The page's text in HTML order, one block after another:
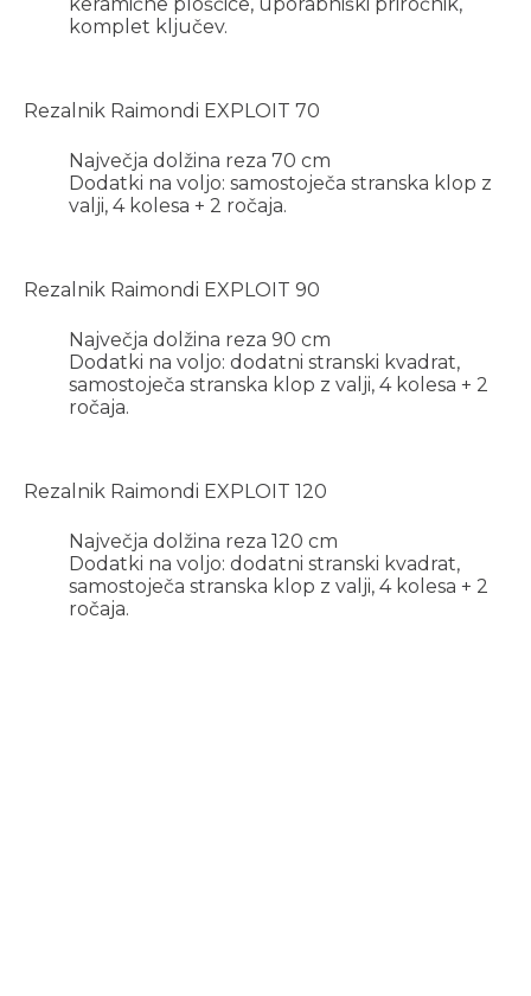
keramične ploščice, uporabniški priročnik,
komplet ključev.
Rezalnik Raimondi EXPLOIT 70
Največja dolžina reza 70 cm
Dodatki na voljo: samostoječa stranska klop z
valji, 4 kolesa + 2 ročaja.
Rezalnik Raimondi EXPLOIT 90
Največja dolžina reza 90 cm
Dodatki na voljo: dodatni stranski kvadrat,
samostoječa stranska klop z valji, 4 kolesa + 2
ročaja.
Rezalnik Raimondi EXPLOIT 120
Največja dolžina reza 120 cm
Dodatki na voljo: dodatni stranski kvadrat,
samostoječa stranska klop z valji, 4 kolesa + 2
ročaja.